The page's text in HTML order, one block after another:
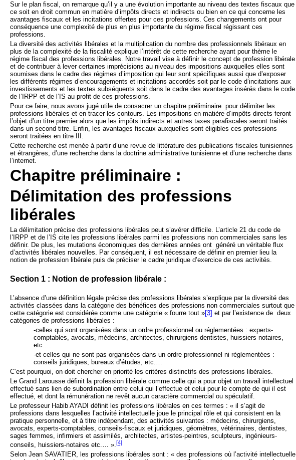
Sur le plan fiscal, on remarque qu’il y a une évolution importante au niveau des textes fiscaux que
ce soit en droit commun en matière d’impôts directs et indirects ou bien en ce qui concerne les
avantages fiscaux et les incitations offertes pour ces professions. Ces changements ont pour
conséquence une complexité de plus en plus importante du régime fiscal régissant ces
professions.
La diversité des activités libérales et la multiplication du nombre des professionnels libéraux en
plus de la complexité de la fiscalité explique l’intérêt de cette recherche ayant pour thème le
régime fiscal des professions libérales. Notre travail vise à définir le concept de profession libérale
et de contribuer à lever certaines imprécisions au niveau des impositions auxquelles elles sont
soumises dans le cadre des régimes d’imposition qui leur sont spécifiques aussi que d’exposer
les différents régimes d’encouragements et incitations accordés soit par le code d’incitations aux
investissements et les textes subséquents soit dans le cadre des avantages insérés dans le code
de l’IRPP et de l’IS au profit de ces professions.
Pour ce faire, nous avons jugé utile de consacrer un chapitre préliminaire pour délimiter les
professions libérales et en tracer les contours. Les impositions en matière d’impôts directs feront
l’objet d’un titre premier alors que les impôts indirects et autres taxes parafiscales seront traités
dans un second titre. Enfin, les avantages fiscaux auxquelles sont éligibles ces professions
seront traitées en titre III.
Cette recherche est menée à partir d’une revue de littérature des publications fiscales tunisiennes
et étrangères, d’une recherche dans la doctrine administrative tunisienne et d’une recherche dans
l’internet.
Chapitre préliminaire :
Délimitation des professions
libérales
La délimitation précise des professions libérales peut s’avérer difficile. L’article 21 du code de
l’IRPP et de l’IS cite les professions libérales parmi les professions non commerciales sans les
définir. De plus, les mutations économiques des dernières années ont généré un véritable flux
d’activités libérales nouvelles. Par conséquent, il est nécessaire de définir en premier lieu la
notion de profession libérale puis de préciser le cadre juridique d’exercice de ces activités.
Section 1 : Notion de profession libérale :
L’absence d’une définition légale précise des professions libérales s’explique par la diversité des
activités classées dans la catégorie des bénéfices des professions non commerciales surtout que
cette catégorie est considérée comme une catégorie « fourre tout »[3] et par l’existence de deux
catégories de professions libérales :
-celles qui sont organisées dans un ordre professionnel ou réglementées : experts-
comptables, avocats, médecins, architectes, chirurgiens dentistes, huissiers notaires,
etc.…
-et celles qui ne sont pas organisées dans un ordre professionnel ni réglementées :
conseils juridiques, bureaux d’études, etc.…
C’est pourquoi, on doit chercher en priorité les critères distinctifs des professions libérales.
Le Grand Larousse définit la profession libérale comme celle qui a pour objet un travail intellectuel
effectué sans lien de subordination entre celui qui l’effectue et celui pour le compte de qui il est
effectué, et dont la rémunération ne revêt aucun caractère commercial ou spéculatif.
Le professeur Habib AYADI définit les professions libérales en ces termes : « il s’agit de
professions dans lesquelles l’activité intellectuelle joue le principal rôle et qui consistent en la
pratique personnelle, et à titre indépendant, des activités suivantes : médecins, chirurgiens,
avocats, experts-comptables, conseils-fiscaux et juridiques, géomètres, vétérinaires, dentistes,
sages femmes, infirmiers et assimilés, architectes, artistes-peintres, sculpteurs, ingénieurs-
conseils, huissiers-notaires etc.… ».[4]
Selon Jean SAVATIER, les professions libérales sont : « des professions où l’activité intellectuelle